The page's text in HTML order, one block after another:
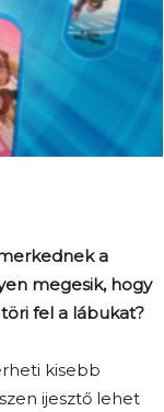
a
megesik, hogy
fel a lábukat?
kisebb
ijesztő lehet